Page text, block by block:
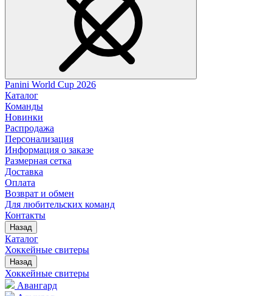
Panini World Cup 2026
Каталог
Команды
Новинки
Распродажа
Персонализация
Информация о заказе
Размерная сетка
Доставка
Оплата
Возврат и обмен
Для любительских команд
Контакты
Назад
Каталог
Хоккейные свитеры
Назад
Хоккейные свитеры
Авангард